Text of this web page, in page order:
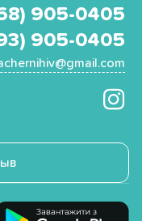
905-0405
905-0405